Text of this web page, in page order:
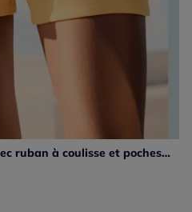
Short en matière sweat avec ruban à coulisse et poches fendues